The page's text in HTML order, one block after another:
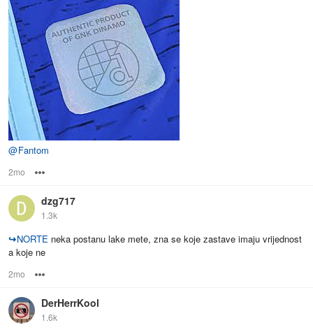
@Fantom
2mo
dzg717
1.3k
↪NORTE neka postanu lake mete, zna se koje zastave imaju vrijednost
a koje ne
2mo
DerHerrKool
1.6k